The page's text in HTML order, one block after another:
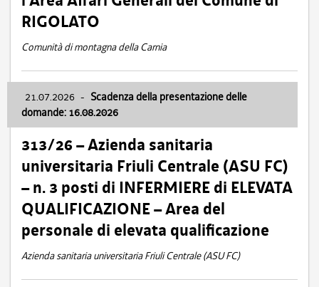
RIGOLATO
Comunità di montagna della Carnia
21.07.2026 - Scadenza della presentazione delle
domande: 16.08.2026
313/26 – Azienda sanitaria
universitaria Friuli Centrale (ASU FC)
– n. 3 posti di INFERMIERE di ELEVATA
QUALIFICAZIONE – Area del
personale di elevata qualificazione
Azienda sanitaria universitaria Friuli Centrale (ASU FC)